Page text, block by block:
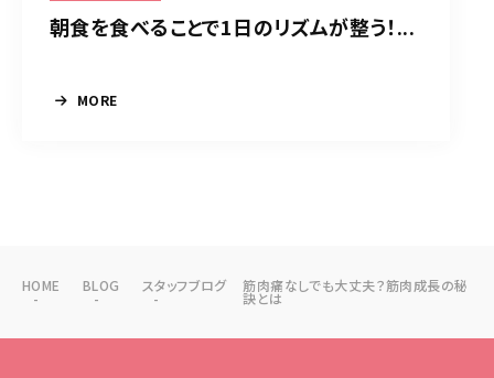
朝食を食べることで1日のリズムが整う！...
MORE
HOME BLOG スタッフブログ 筋肉痛なしでも大丈夫？筋肉成長の秘
訣とは